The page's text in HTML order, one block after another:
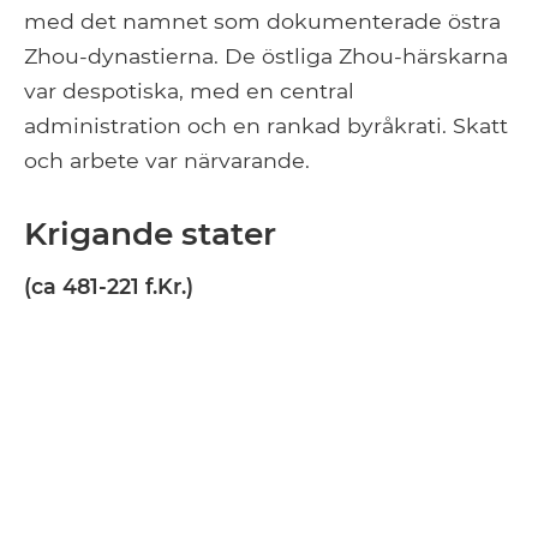
med det namnet som dokumenterade östra
Zhou-dynastierna. De östliga Zhou-härskarna
var despotiska, med en central
administration och en rankad byråkrati. Skatt
och arbete var närvarande.
Krigande stater
(ca 481-221 f.Kr.)